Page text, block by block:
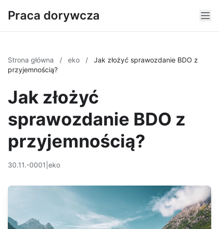
Praca dorywcza
Strona główna / eko /
Jak złożyć sprawozdanie BDO z
przyjemnością?
Jak złożyć
sprawozdanie BDO z
przyjemnością?
30.11.-0001 eko